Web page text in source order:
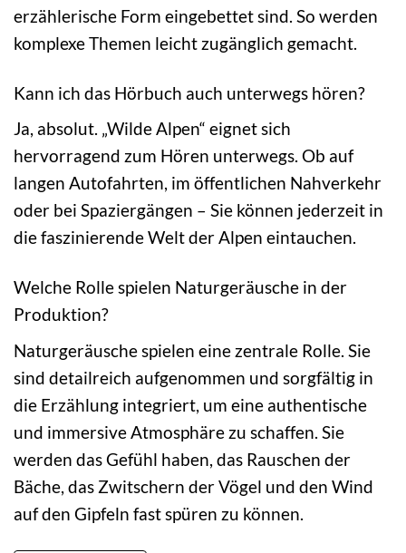
erzählerische Form eingebettet sind. So werden
komplexe Themen leicht zugänglich gemacht.
Kann ich das Hörbuch auch unterwegs hören?
Ja, absolut. „Wilde Alpen“ eignet sich
hervorragend zum Hören unterwegs. Ob auf
langen Autofahrten, im öffentlichen Nahverkehr
oder bei Spaziergängen – Sie können jederzeit in
die faszinierende Welt der Alpen eintauchen.
Welche Rolle spielen Naturgeräusche in der
Produktion?
Naturgeräusche spielen eine zentrale Rolle. Sie
sind detailreich aufgenommen und sorgfältig in
die Erzählung integriert, um eine authentische
und immersive Atmosphäre zu schaffen. Sie
werden das Gefühl haben, das Rauschen der
Bäche, das Zwitschern der Vögel und den Wind
auf den Gipfeln fast spüren zu können.